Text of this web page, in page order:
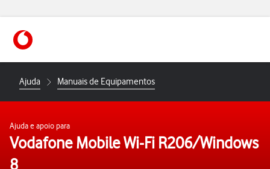
https://www.vodafone.pt
Ajuda Manuais de Equipamentos
Ajuda e apoio para
Vodafone Mobile Wi-Fi R206/Windows
8